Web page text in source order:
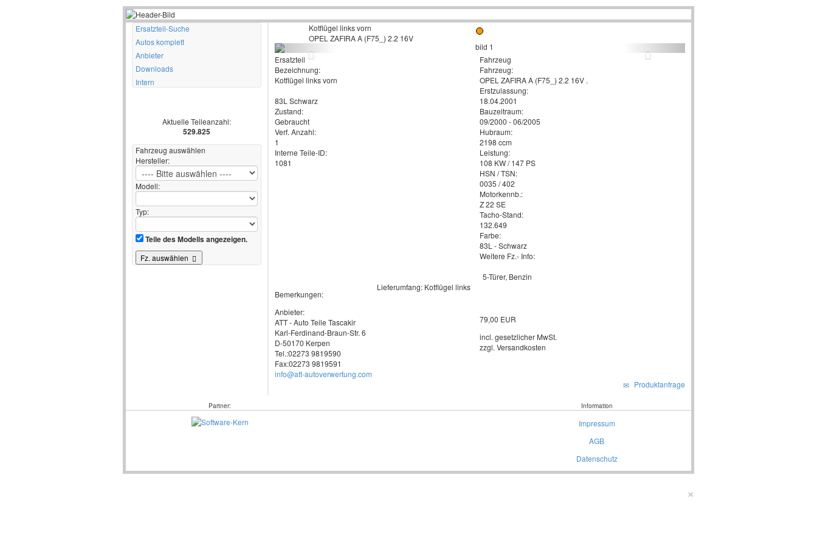
Ersatzteil-Suche
Autos komplett
Anbieter
Downloads
Intern
Aktuelle Teileanzahl:
529.825
Fahrzeug auswählen
Hersteller:
Modell:
Typ:
Teile des Modells angezeigen.
Fz. auswählen
Kotflügel links vorn
OPEL ZAFIRA A (F75_) 2.2 16V
Ersatzteil
Bezeichnung:
Kotflügel links vorn
83L Schwarz
Zustand:
Gebraucht
Verf. Anzahl:
1
Interne Teile-ID:
1081
Fahrzeug
Fahrzeug:
OPEL ZAFIRA A (F75_) 2.2 16V .
Erstzulassung:
18.04.2001
Bauzeitraum:
09/2000 - 06/2005
Hubraum:
2198 ccm
Leistung:
108 KW / 147 PS
HSN / TSN:
0035 / 402
Motorkennb.:
Z 22 SE
Tacho-Stand:
132.649
Farbe:
83L - Schwarz
Weitere Fz.- Info:
5-Türer, Benzin
Bemerkungen:
Lieferumfang: Kotflügel links
Anbieter:
ATT - Auto Teile Tascakir
Karl-Ferdinand-Braun-Str. 6
D-50170 Kerpen
Tel.:02273 9819590
Fax:02273 9819591
info@att-autoverwertung.com
79,00 EUR
incl. gesetzlicher MwSt.
zzgl. Versandkosten
Produktanfrage
Partner: Information
Impressum
AGB
Datenschutz
×